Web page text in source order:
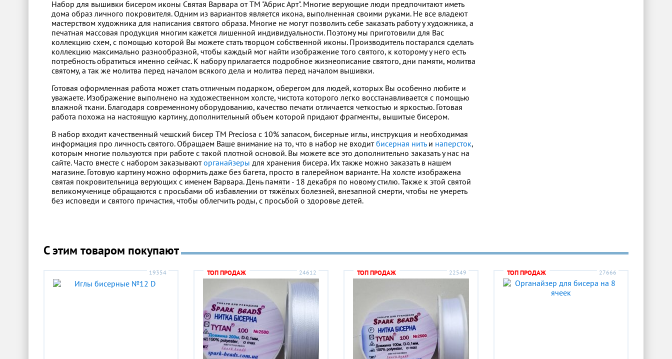
Набор для вышивки бисером иконы Святая Варвара от ТМ "Абрис Арт". Многие верующие люди предпочитают иметь
дома образ личного покровителя. Одним из вариантов является икона, выполненная своими руками. Не все владеют
мастерством художника для написания святого образа. Многие не могут позволить себе заказать работу у художника, а
печатная массовая продукция многим кажется лишенной индивидуальности. Поэтому мы приготовили для Вас
коллекцию схем, с помощью которой Вы можете стать творцом собственной иконы. Производитель постарался сделать
коллекцию максимально разнообразной, чтобы каждый мог найти изображение того святого, к которому у него есть
потребность обратиться именно сейчас. К набору прилагается подробное жизнеописание святого, дни памяти, молитва
святому, а так же молитва перед началом всякого дела и молитва перед началом вышивки.
Готовая оформленная работа может стать отличным подарком, оберегом для людей, которых Вы особенно любите и
уважаете. Изображение выполнено на художественном холсте, чистота которого легко восстанавливается с помощью
влажной ткани. Благодаря современному оборудованию, качество печати отличается четкостью и яркостью. Готовая
работа похожа на настоящую картину, дополнительный объем которой придают фрагменты, вышитые бисером.
В набор входит качественный чешский бисер ТМ Preciosa с 10% запасом, бисерные иглы, инструкция и необходимая
информация про личность святого. Обращаем Ваше внимание на то, что в набор не входитбисерная нитьи наперсток,
которым многие пользуются при работе с такой плотной основой. Вы можете все это дополнительно заказать у нас на
сайте. Часто вместе с набором заказываюторганайзеры для хранения бисера. Их также можно заказать в нашем
магазине. Готовую картину можно оформить даже без багета, просто в галерейном варианте. На холсте изображена
святая покровительница верующих с именем Варвара. День памяти - 18 декабря по новому стилю. Также к этой святой
великомученице обращаются с просьбами об избавлении от тяжёлых болезней, внезапной смерти, чтобы не умереть
без исповеди и святого причастия, чтобы облегчить роды, с просьбой о здоровье детей.
С этим товаром покупают
19354 ТОП ПРОДАЖ 24612 ТОП ПРОДАЖ 22549 ТОП ПРОДАЖ 27666